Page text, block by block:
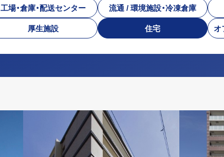
工場・倉庫・配送センター 流通 / 環境施設・冷凍倉庫
厚生施設 住宅 オ